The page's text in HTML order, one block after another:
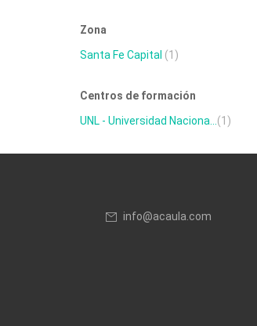
Zona
Santa Fe Capital (1)
Centros de formación
UNL - Universidad Naciona... (1)
info@acaula.com